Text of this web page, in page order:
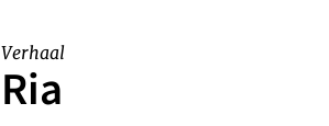
Verhaal
Ria